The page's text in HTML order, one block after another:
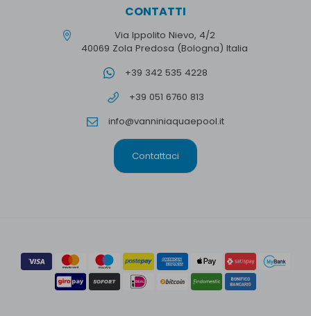
CONTATTI
Via Ippolito Nievo, 4/2
40069 Zola Predosa (Bologna) Italia
+39 342 535 4228
+39 051 6760 813
info@vanniniaquaepool.it
Contattaci